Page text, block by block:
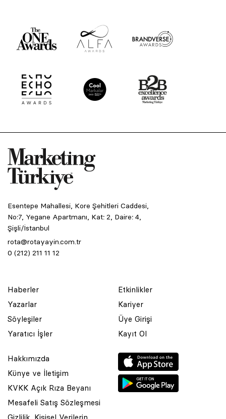
Esentepe Mahallesi, Kore Şehitleri Caddesi,
No:7, Yegane Apartmanı, Kat: 2, Daire: 4,
Şişli/İstanbul
rota@rotayayin.com.tr
0 (212) 211 11 12
Haberler
Yazarlar
Söyleşiler
Yaratıcı İşler
Etkinlikler
Kariyer
Üye Girişi
Kayıt Ol
Hakkımızda
Künye ve İletişim
KVKK Açık Rıza Beyanı
Mesafeli Satış Sözleşmesi